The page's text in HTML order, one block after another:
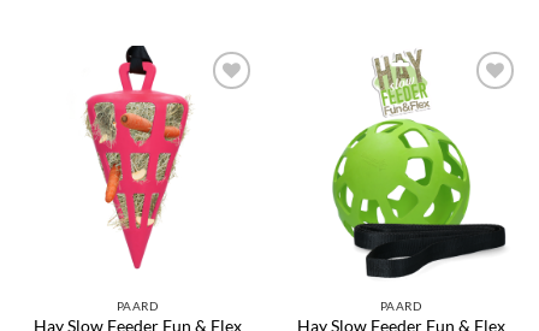
PAARD
Hay Slow Feeder Fun & Flex
PAARD
Hay Slow Feeder Fun & Flex